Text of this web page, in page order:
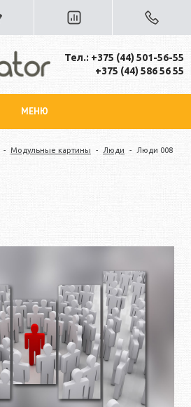
Тел.: +375 (44) 501-56-55
+375 (44) 586 56 55
МЕНЮ
- Модульные картины - Люди - Люди 008